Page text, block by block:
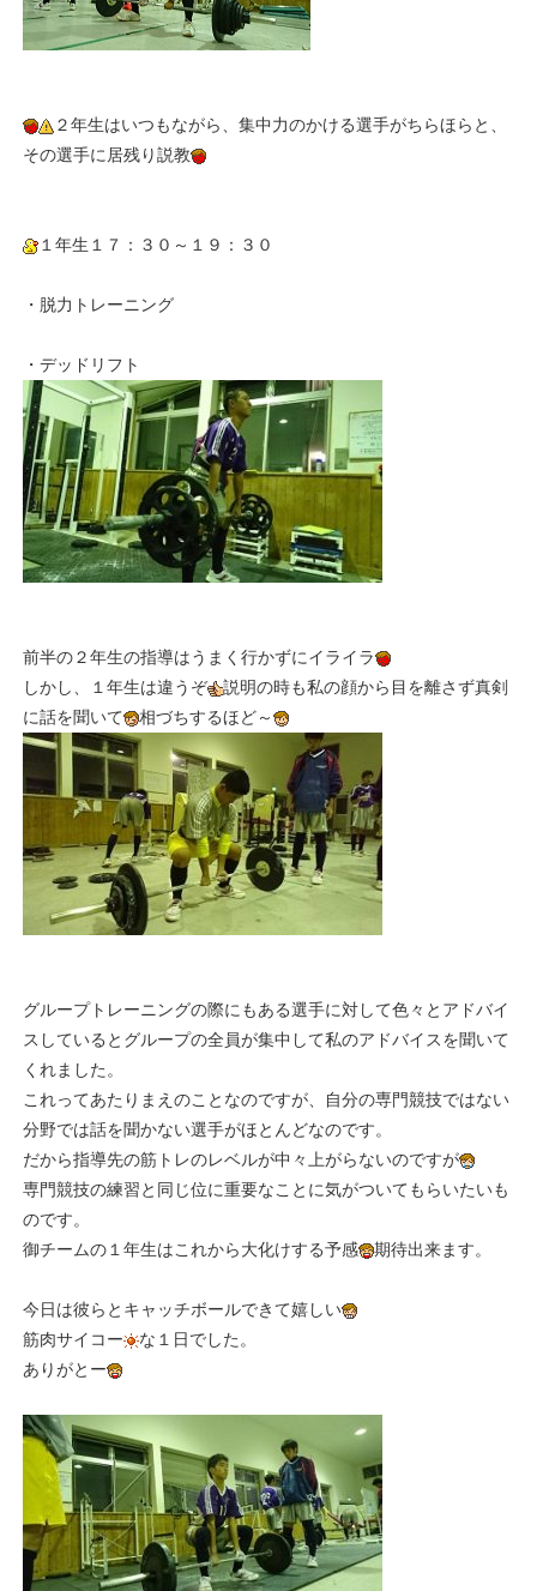
２年生はいつもながら、集中力のかける選手がちらほらと、
その選手に居残り説教
１年生１７：３０～１９：３０
・脱力トレーニング
・デッドリフト
前半の２年生の指導はうまく行かずにイライラ
しかし、１年生は違うぞ
説明の時も私の顔から目を離さず真剣
に話を聞いて
相づちするほど～
グループトレーニングの際にもある選手に対して色々とアドバイ
スしているとグループの全員が集中して私のアドバイスを聞いて
くれました。
これってあたりまえのことなのですが、自分の専門競技ではない
分野では話を聞かない選手がほとんどなのです。
だから指導先の筋トレのレベルが中々上がらないのですが
専門競技の練習と同じ位に重要なことに気がついてもらいたいも
のです。
御チームの１年生はこれから大化けする予感
期待出来ます。
今日は彼らとキャッチボールできて嬉しい
筋肉サイコー
な１日でした。
ありがとー